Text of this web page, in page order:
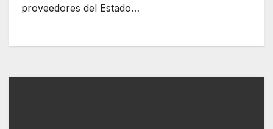
proveedores del Estado…